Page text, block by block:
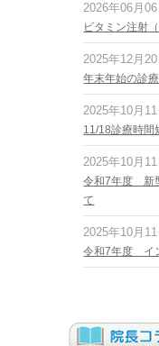
2026年06月06
ビタミン注射
2025年12月20
年末年始の診
2025年10月11
11/18診療時間
2025年10月11
令和7年度 新
て
2025年10月11
令和7年度 イ